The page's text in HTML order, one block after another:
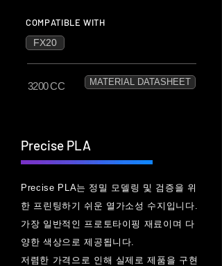
COMPATIBLE WITH
FX20
3200 CC MATERIAL DATASHEET
Precise PLA
Precise PLA는 정밀 모델링 및 검증을 위
한 프린팅하기 쉬운 열가소성 수지입니다.
가장 일반적인 프로토타이핑 재료이며 다
양한 색상으로 제공됩니다.
저렴한 가격으로 인해 실제로 제품을 구현